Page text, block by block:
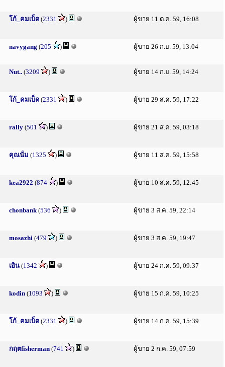
โก้_คมเบ็ด (2331 ) ผู้ขาย 11 ต.ค. 59, 16:08
navygang (205 ) ผู้ขาย 26 ก.ย. 59, 13:04
Nut.. (3209 ) ผู้ขาย 14 ก.ย. 59, 14:24
โก้_คมเบ็ด (2331 ) ผู้ขาย 29 ส.ค. 59, 17:22
rally (501 ) ผู้ขาย 21 ส.ค. 59, 03:18
คุณนั่ม (1325 ) ผู้ขาย 11 ส.ค. 59, 15:58
kea2922 (874 ) ผู้ขาย 10 ส.ค. 59, 12:45
chonbank(536 ) ผู้ขาย 3 ส.ค. 59, 22:14
mosazhi (479 ) ผู้ขาย 3 ส.ค. 59, 19:47
เอิน (1342 ) ผู้ขาย 24 ก.ค. 59, 09:37
kodin (1093 ) ผู้ขาย 15 ก.ค. 59, 10:25
โก้_คมเบ็ด (2331 ) ผู้ขาย 14 ก.ค. 59, 15:39
กฤตfisherman (741 ) ผู้ขาย 2 ก.ค. 59, 07:59